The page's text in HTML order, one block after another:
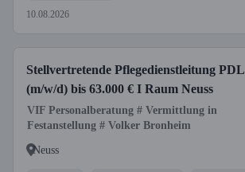
10.08.2026
Stellvertretende Pflegedienstleitung PDL
(m/w/d) bis 63.000 € I Raum Neuss
VIF Personalberatung # Vermittlung in
Festanstellung # Volker Bronheim
Neuss